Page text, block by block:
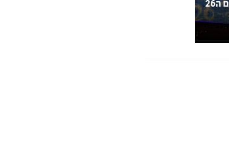
פסטיבל הכלייזמרים ה26